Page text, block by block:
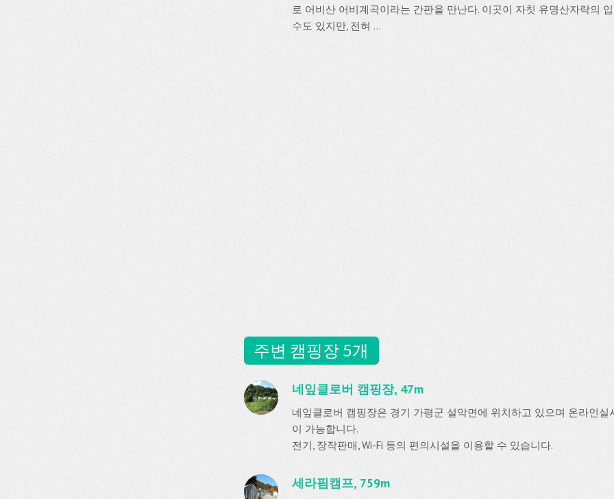
로 어비산 어비계곡이라는 간판을 만난다. 이곳이 자칫 유명산자락의
수도 있지만, 전혀 ...
주변 캠핑장 5개
네잎클로버 캠핑장, 47m
네잎클로버 캠핑장은 경기 가평군 설악면에 위치하고 있으며 온라인
이 가능합니다.
전기, 장작판매, Wi-Fi 등의 편의시설을 이용할 수 있습니다.
세라핌캠프, 759m